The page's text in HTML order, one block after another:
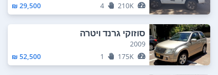
210K
4
29,500 ₪
סוזוקי גרנד ויטרה
2009
175K
1
52,500 ₪